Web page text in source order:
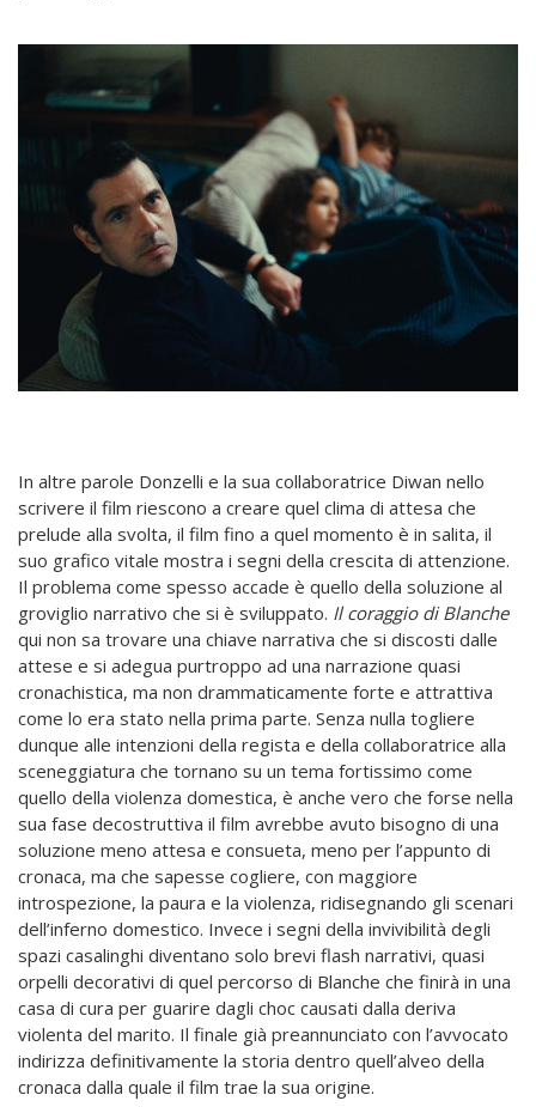
In altre parole Donzelli e la sua collaboratrice Diwan nello
scrivere il film riescono a creare quel clima di attesa che
prelude alla svolta, il film fino a quel momento è in salita, il
suo grafico vitale mostra i segni della crescita di attenzione.
Il problema come spesso accade è quello della soluzione al
groviglio narrativo che si è sviluppato. Il coraggio di Blanche
qui non sa trovare una chiave narrativa che si discosti dalle
attese e si adegua purtroppo ad una narrazione quasi
cronachistica, ma non drammaticamente forte e attrattiva
come lo era stato nella prima parte. Senza nulla togliere
dunque alle intenzioni della regista e della collaboratrice alla
sceneggiatura che tornano su un tema fortissimo come
quello della violenza domestica, è anche vero che forse nella
sua fase decostruttiva il film avrebbe avuto bisogno di una
soluzione meno attesa e consueta, meno per l’appunto di
cronaca, ma che sapesse cogliere, con maggiore
introspezione, la paura e la violenza, ridisegnando gli scenari
dell’inferno domestico. Invece i segni della invivibilità degli
spazi casalinghi diventano solo brevi flash narrativi, quasi
orpelli decorativi di quel percorso di Blanche che finirà in una
casa di cura per guarire dagli choc causati dalla deriva
violenta del marito. Il finale già preannunciato con l’avvocato
indirizza definitivamente la storia dentro quell’alveo della
cronaca dalla quale il film trae la sua origine.